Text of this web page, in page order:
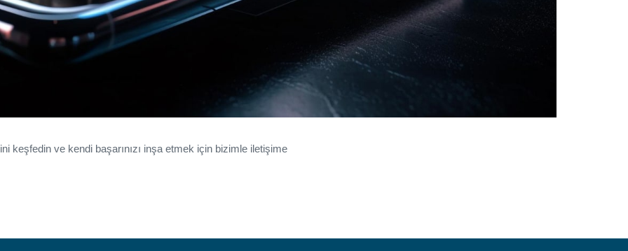
keşfedin ve kendi başarınızı inşa etmek için bizimle iletişime